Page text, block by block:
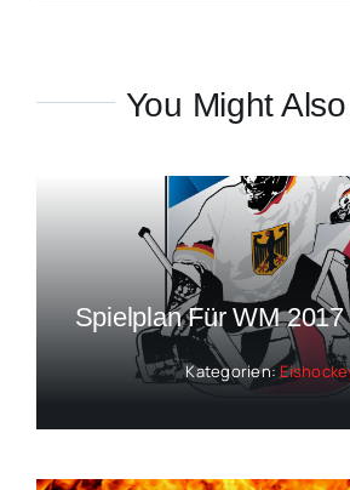
You Might
Spielplan Für WM
Kategorien: